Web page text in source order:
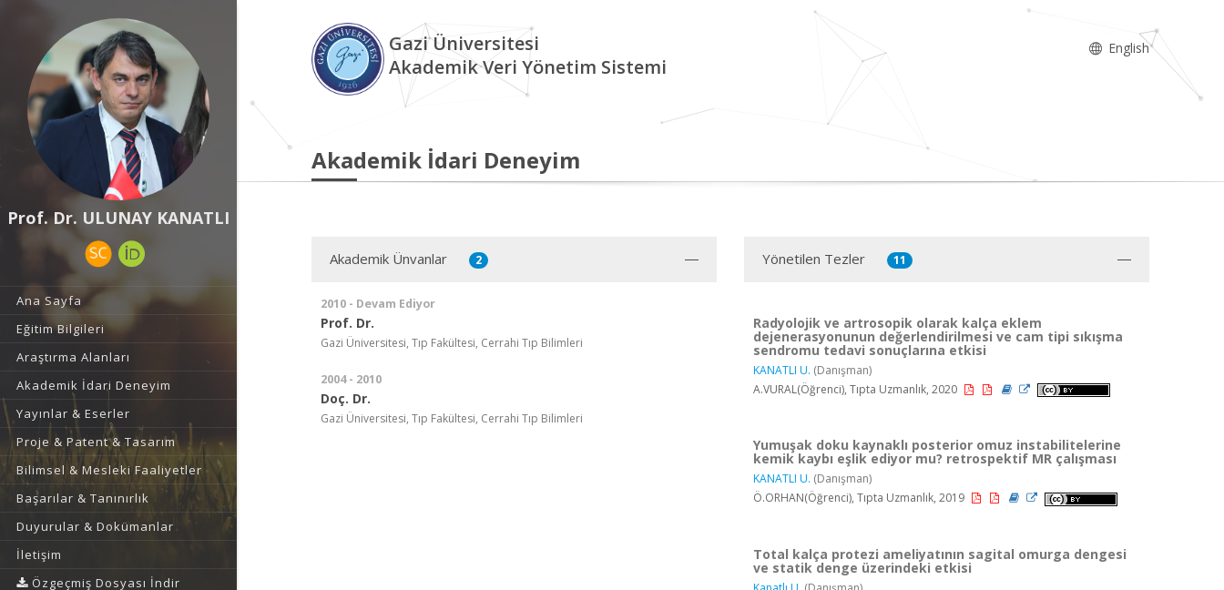
Prof. Dr. ULUNAY KANATLI
Ana Sayfa
Eğitim Bilgileri
Araştırma Alanları
Akademik İdari Deneyim
Yayınlar & Eserler
Proje & Patent & Tasarım
Bilimsel & Mesleki Faaliyetler
Başarılar & Tanınırlık
Duyurular & Dokümanlar
İletişim
Özgeçmiş Dosyası İndir
Gazi Üniversitesi
Akademik Veri Yönetim Sistemi
English
Akademik İdari Deneyim
Akademik Ünvanlar 2
2010 - Devam Ediyor
Prof. Dr.
Gazi Üniversitesi, Tıp Fakültesi, Cerrahi Tıp Bilimleri
2004 - 2010
Doç. Dr.
Gazi Üniversitesi, Tıp Fakültesi, Cerrahi Tıp Bilimleri
Yönetilen Tezler 11
Radyolojik ve artrosopik olarak kalça eklem
dejenerasyonunun değerlendirilmesi ve cam tipi sıkışma
sendromu tedavi sonuçlarına etkisi
KANATLI U. (Danışman)
A.VURAL(Öğrenci), Tıpta Uzmanlık, 2020
Yumuşak doku kaynaklı posterior omuz instabilitelerine
kemik kaybı eşlik ediyor mu? retrospektif MR çalışması
KANATLI U. (Danışman)
Ö.ORHAN(Öğrenci), Tıpta Uzmanlık, 2019
Total kalça protezi ameliyatının sagital omurga dengesi
ve statik denge üzerindeki etkisi